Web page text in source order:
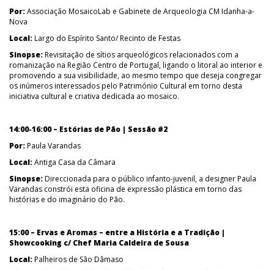
Por:Associação MosaicoLab e Gabinete de Arqueologia CM Idanha-a-
Nova
Local:Largo do Espírito Santo/ Recinto de Festas
Sinopse:Revisitação de sítios arqueológicos relacionados com a
romanização na Região Centro de Portugal, ligando o litoral ao interior e
promovendo a sua visibilidade, ao mesmo tempo que deseja congregar
os inúmeros interessados pelo Património Cultural em torno desta
iniciativa cultural e criativa dedicada ao mosaico.
14:00-16:00 – Estórias de Pão | Sessão #2
Por:Paula Varandas
Local:Antiga Casa da Câmara
Sinopse:Direccionada para o público infanto-juvenil, a designer Paula
Varandas constrói esta oficina de expressão plástica em torno das
histórias e do imaginário do Pão.
15:00 – Ervas e Aromas – entre a História e a Tradição |
Showcooking c/ Chef Maria Caldeira de Sousa
Local:Palheiros de São Dâmaso